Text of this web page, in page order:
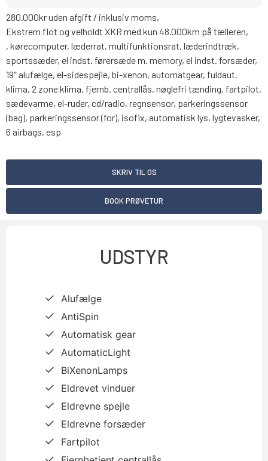
280.000kr uden afgift / inklusiv moms,
Ekstrem flot og velholdt XKR med kun 48.000km på tælleren,
, kørecomputer, læderrat, multifunktionsrat, læderindtræk,
sportssæder, el indst. førersæde m. memory, el indst. forsæder,
19″ alufælge, el-sidespejle, bi-xenon, automatgear, fuldaut.
klima, 2 zone klima, fjernb. centrallås, nøglefri tænding, fartpilot,
sædevarme, el-ruder, cd/radio, regnsensor, parkeringssensor
(bag), parkeringssensor (for), isofix, automatisk lys, lygtevasker,
6 airbags, esp
SKRIV TIL OS
BOOK PRØVETUR
UDSTYR
Alufælge
AntiSpin
Automatisk gear
AutomaticLight
BiXenonLamps
Eldrevet vinduer
Eldrevne spejle
Eldrevne forsæder
Fartpilot